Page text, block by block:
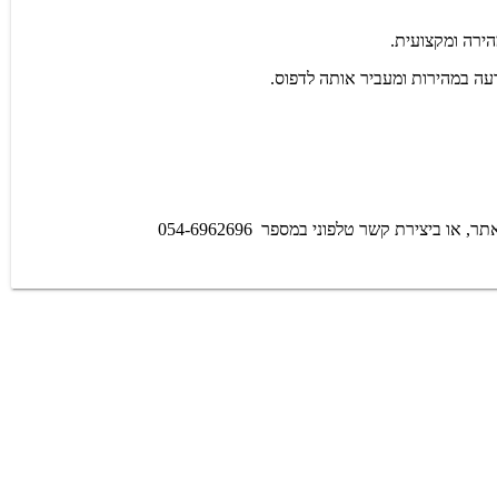
ומקצועית.
במהירות ומעביר אותה לדפוס.
קשר טלפוני במספר 054-6962696